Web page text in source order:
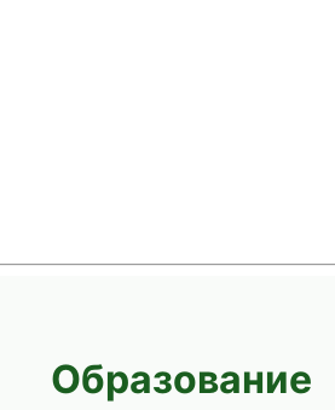
Образование